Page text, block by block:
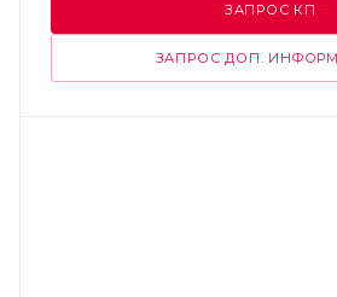
ЗАПРОС КП
ЗАПРОС ДОП.